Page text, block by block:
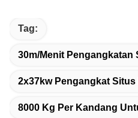
Tag:
30m/menit Pengangkatan
2x37kw Pengangkat
8000 Kg Per Kandang